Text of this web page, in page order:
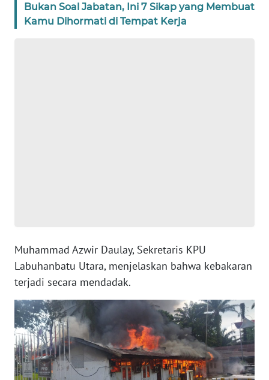
Bukan Soal Jabatan, Ini 7 Sikap yang Membuat
Kamu Dihormati di Tempat Kerja
Muhammad Azwir Daulay, Sekretaris KPU
Labuhanbatu Utara, menjelaskan bahwa kebakaran
terjadi secara mendadak.
WN
SUMUT
WN
PAPUA
WN
PAPUA
BARAT
WN